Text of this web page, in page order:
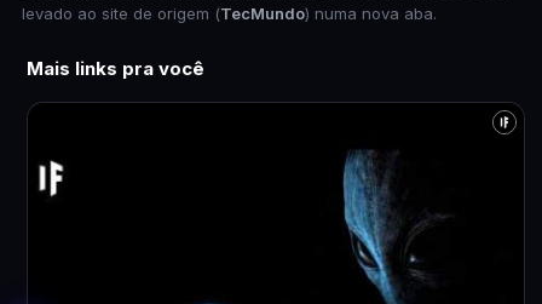
levado ao site de origem (TecMundo) numa nova aba.
Mais links pra você